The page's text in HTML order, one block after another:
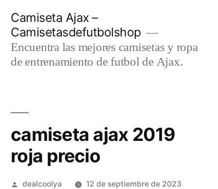
contenido
Camiseta Ajax –
Camisetasdefutbolshop
Encuentra las mejores camisetas y ropa
de entrenamiento de futbol de Ajax.
camiseta ajax 2019
roja precio
Publicado
dealcoolya 12 de septiembre de 2023